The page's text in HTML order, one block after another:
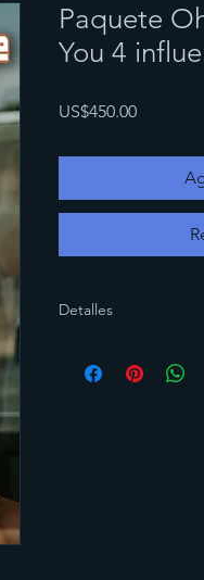
Paquete
You 4
US$450.00Precio
Detalles
público